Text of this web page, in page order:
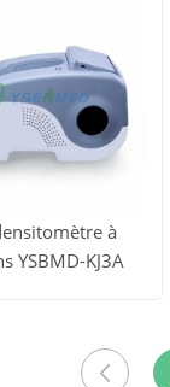
prix
à
YSBMD-KJ3A